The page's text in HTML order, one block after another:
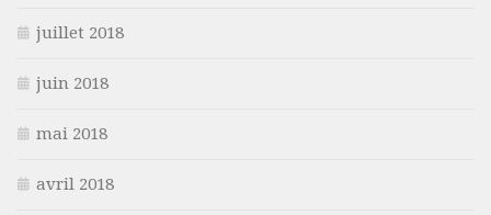
juillet 2018
juin 2018
mai 2018
avril 2018